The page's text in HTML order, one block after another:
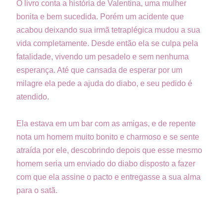
O livro conta a história de Valentina, uma mulher
bonita e bem sucedida. Porém um acidente que
acabou deixando sua irmã tetraplégica mudou a sua
vida completamente. Desde então ela se culpa pela
fatalidade, vivendo um pesadelo e sem nenhuma
esperança. Até que cansada de esperar por um
milagre ela pede a ajuda do diabo, e seu pedido é
atendido.
Ela estava em um bar com as amigas, e de repente
nota um homem muito bonito e charmoso e se sente
atraída por ele, descobrindo depois que esse mesmo
homem seria um enviado do diabo disposto a fazer
com que ela assine o pacto e entregasse a sua alma
para o satã.